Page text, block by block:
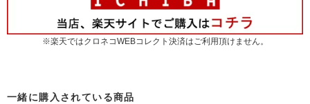
※楽天ではクロネコWEBコレクト決済はご利用頂けません。
一緒に購入されている商品